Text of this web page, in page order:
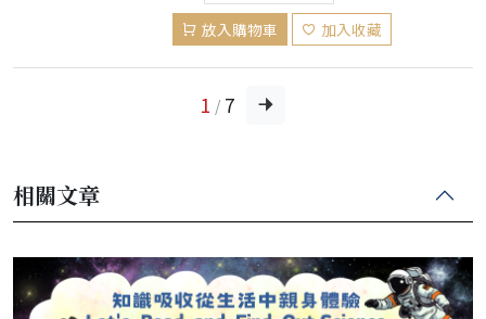
放入購物車 加入收藏
1 / 7
相關文章